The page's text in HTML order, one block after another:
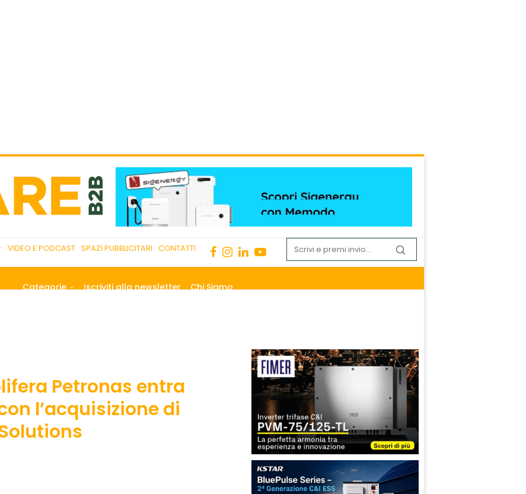
VIDEO E PODCAST SPAZI PUBBLICITARI CONTATTI
Categorie Iscriviti alla newsletter Chi Siamo
Petronas entra
l’acquisizione di